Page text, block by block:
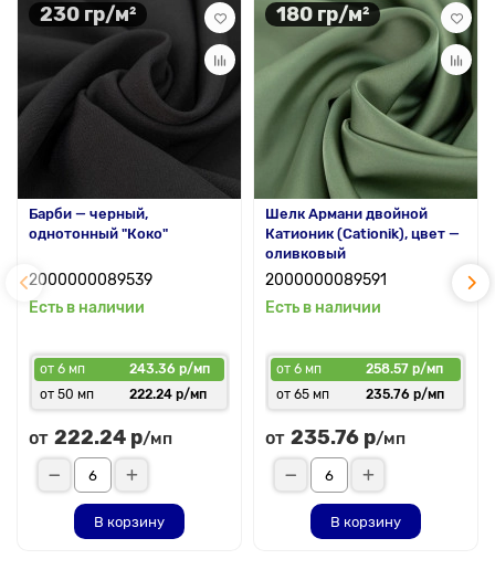
230 гр/м²
Барби — черный,
однотонный "Коко"
2000000089539
Есть в наличии
от 6 мп
243.36 р/мп
от 50 мп
222.24 р/мп
от 222.24 р/мп
В корзину
180 гр/м²
Шелк Армани двойной
Катионик (Cationik), цвет —
оливковый
2000000089591
Есть в наличии
от 6 мп
258.57 р/мп
от 65 мп
235.76 р/мп
от 235.76 р/мп
В корзину